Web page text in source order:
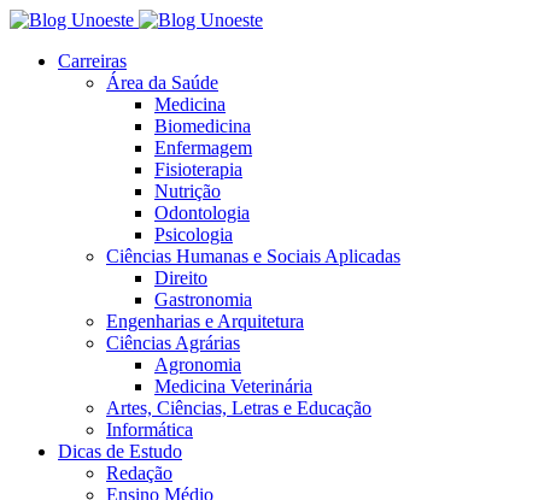
Carreiras
Área da Saúde
Medicina
Biomedicina
Enfermagem
Fisioterapia
Nutrição
Odontologia
Psicologia
Ciências Humanas e Sociais Aplicadas
Direito
Gastronomia
Engenharias e Arquitetura
Ciências Agrárias
Agronomia
Medicina Veterinária
Artes, Ciências, Letras e Educação
Informática
Dicas de Estudo
Redação
Ensino Médio